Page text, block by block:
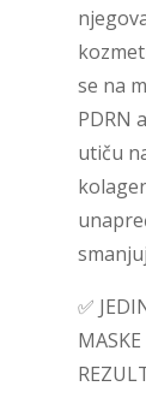
se na
PDRN
utiču
✅